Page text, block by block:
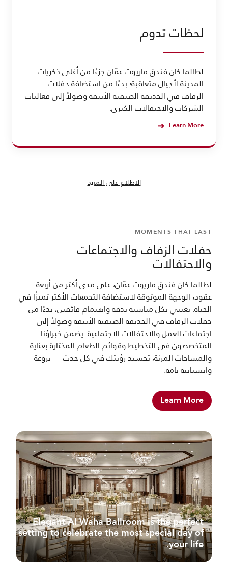
لحظات تدوم
لطالما كان فندق ماريوت عمّان جزءًا من أغلى ذكريات
المدينة لأجيال متعاقبة؛ بدءًا من استضافة حفلات
الزفاف في الحديقة الصيفية الأنيقة وصولاً إلى فعاليات
الشركات والاحتفالات الكبرى.
Learn More
الاطلاع على المزيد
MOMENTS THAT LAST
حفلات الزفاف والاجتماعات
والاحتفالات
لطالما كان فندق ماريوت عمّان، على مدى أكثر من أربعة
عقود، الوجهة الموثوقة لاستضافة التجمعات الأكثر تميزًا في
الحياة. نعتني بكل مناسبة بدقة واهتمام فائقين، بدءًا من
حفلات الزفاف في الحديقة الصيفية الأنيقة وصولاً إلى
اجتماعات العمل والاحتفالات الاجتماعية. يضمن خبراؤنا
المتخصصون في التخطيط وقوائم الطعام المختارة بعناية
والمساحات المرنة، تجسيد رؤيتك في كل حدث — بروعة
وانسيابية تامة.
Learn More
Elegant Al Waha Ballroom is the perfect
setting to celebrate the most special day of
your life.